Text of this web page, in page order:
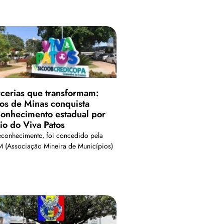
que transformam:
de Minas conquista
estadual por
do Viva Patos
foi concedido pela
(Associação Mineira de Municípios)